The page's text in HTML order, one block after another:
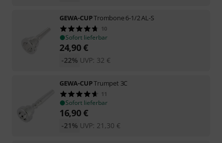
GEWA-CUPTrombone 6-1/2 AL-S
10
Sofort lieferbar
24,90€
UVP: 32 €
-22%
GEWA-CUPTrumpet 3C
11
Sofort lieferbar
16,90€
UVP: 21,30 €
-21%